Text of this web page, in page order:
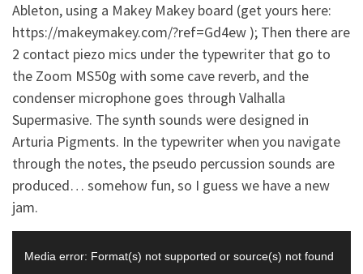
Ableton, using a Makey Makey board (get yours here:
https://makeymakey.com/?ref=Gd4ew​ ); Then there are
2 contact piezo mics under the typewriter that go to
the Zoom MS50g with some cave reverb, and the
condenser microphone goes through Valhalla
Supermasive. The synth sounds were designed in
Arturia Pigments. In the typewriter when you navigate
through the notes, the pseudo percussion sounds are
produced… somehow fun, so I guess we have a new
jam.
频Media error: Format(s) not supported or source(s) not found